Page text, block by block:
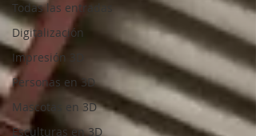
Todas las entradas
Digitalización
Impresión 3D
Personas en 3D
Mascotas en 3D
Esculturas en 3D